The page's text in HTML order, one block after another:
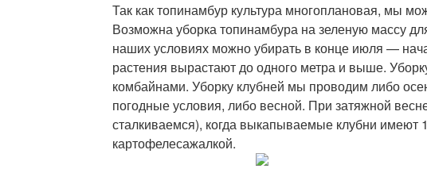
Так как топинамбур культура многоплановая, мы
Возможна уборка топинамбура на зеленую массу
наших условиях можно убирать в конце июля —
растения вырастают до одного метра и выше.
комбайнами. Уборку клубней мы проводим либо
погодные условия, либо весной. При затяжной
сталкиваемся), когда выкапываемые клубни имеют
картофелесажалкой.